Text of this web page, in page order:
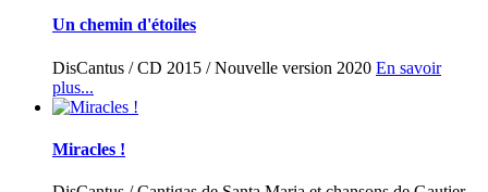
Un chemin d'étoiles
DisCantus / CD 2015 / Nouvelle version 2020 En savoir
plus...
Miracles !